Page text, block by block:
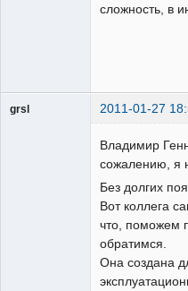
сложность, в
grsl 2011-01-27
Владимир
сожалению, я
Без долгих
Вот коллега
что, поможем
обратимся.
Она создана